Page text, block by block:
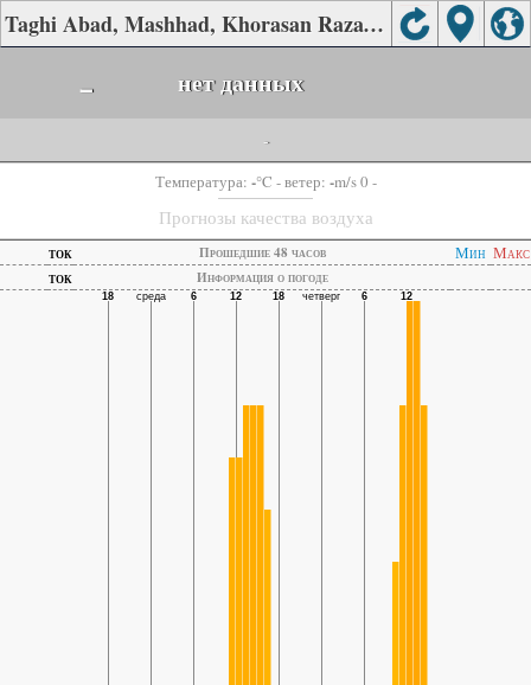
Taghi Abad, Mashhad, Khorasan Razavi качества воздуха.
- нет данных
-
Температура: -°C - ветер: -m/s 0 -
Прогнозы качества воздуха
ток Прошедшие 48 часов Мин Макс
ток
Информация о погоде